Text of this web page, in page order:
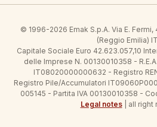
© 1996-2026 Emak S.p.A. Via E. Fermi,
(Reggio Emilia)
Capitale Sociale Euro 42.623.057,10
delle Imprese N. 00130010358 -
IT08020000000632 - Registro
Registro Pile/Accumulatori
005145 - Partita IVA 00130010358 -
Legal notes| all right